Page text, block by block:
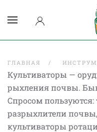
ГЛАВНАЯ
Культиваторы —
рыхления почвы.
Спросом
разрыхлители
культиваторы